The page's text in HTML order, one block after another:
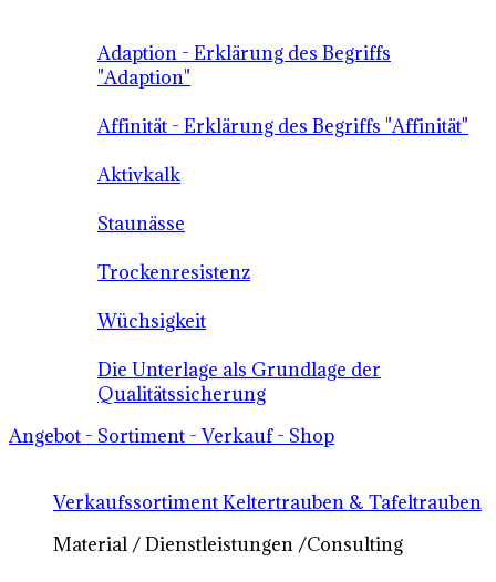
Adaption - Erklärung des Begriffs
"Adaption"
Affinität - Erklärung des Begriffs "Affinität"
Aktivkalk
Staunässe
Trockenresistenz
Wüchsigkeit
Die Unterlage als Grundlage der
Qualitätssicherung
Angebot - Sortiment - Verkauf - Shop
Verkaufssortiment Keltertrauben & Tafeltrauben
Material / Dienstleistungen /Consulting